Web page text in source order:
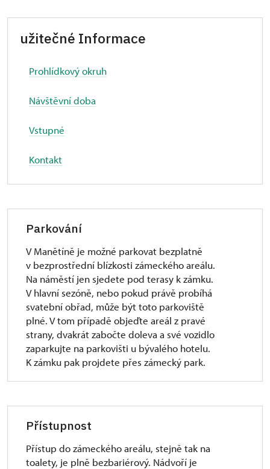
užitečné Informace
Prohlídkový okruh
Návštěvní doba
Vstupné
Kontakt
Parkování
V Manětíně je možné parkovat bezplatně
v bezprostřední blízkosti zámeckého areálu.
Na náměstí jen sjedete pod terasy k zámku.
V hlavní sezóně, nebo pokud právě probíhá
svatební obřad, může být toto parkoviště
plné. V tom případě objeďte areál z pravé
strany, dvakrát zabočte doleva a své vozidlo
zaparkujte na parkovišti u bývalého hotelu.
K zámku pak projdete přes zámecký park.
Přístupnost
Přístup do zámeckého areálu, stejně tak na
toalety, je plně bezbariérový. Nádvoří je